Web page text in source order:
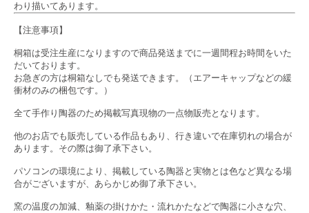
わり描いてあります。
【注意事項】
桐箱は受注生産になりますので商品発送までに一週間程お時間をいた
だいております。
お急ぎの方は桐箱なしでも発送できます。（エアーキャップなどの緩
衝材のみの梱包です。）
全て手作り陶器のため掲載写真現物の一点物販売となります。
他のお店でも販売している作品もあり、行き違いで在庫切れの場合が
あります。その際は御了承下さい。
パソコンの環境により、掲載している陶器と実物とは色など異なる場
合がございますが、あらかじめ御了承下さい。
窯の温度の加減、釉薬の掛けかた・流れかたなどで陶器に小さな穴、